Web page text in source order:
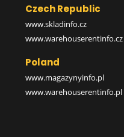
Czech Republic
www.skladinfo.cz
www.warehouserentinfo.cz
Poland
www.magazynyinfo.pl
www.warehouserentinfo.pl